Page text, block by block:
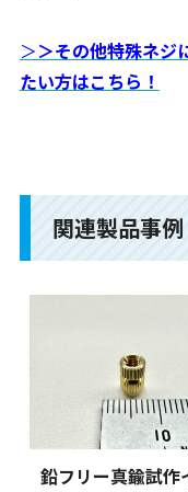
＞＞その他特殊ネジ
たい方はこちら！
関連製品事例
鉛フリー真鍮試作